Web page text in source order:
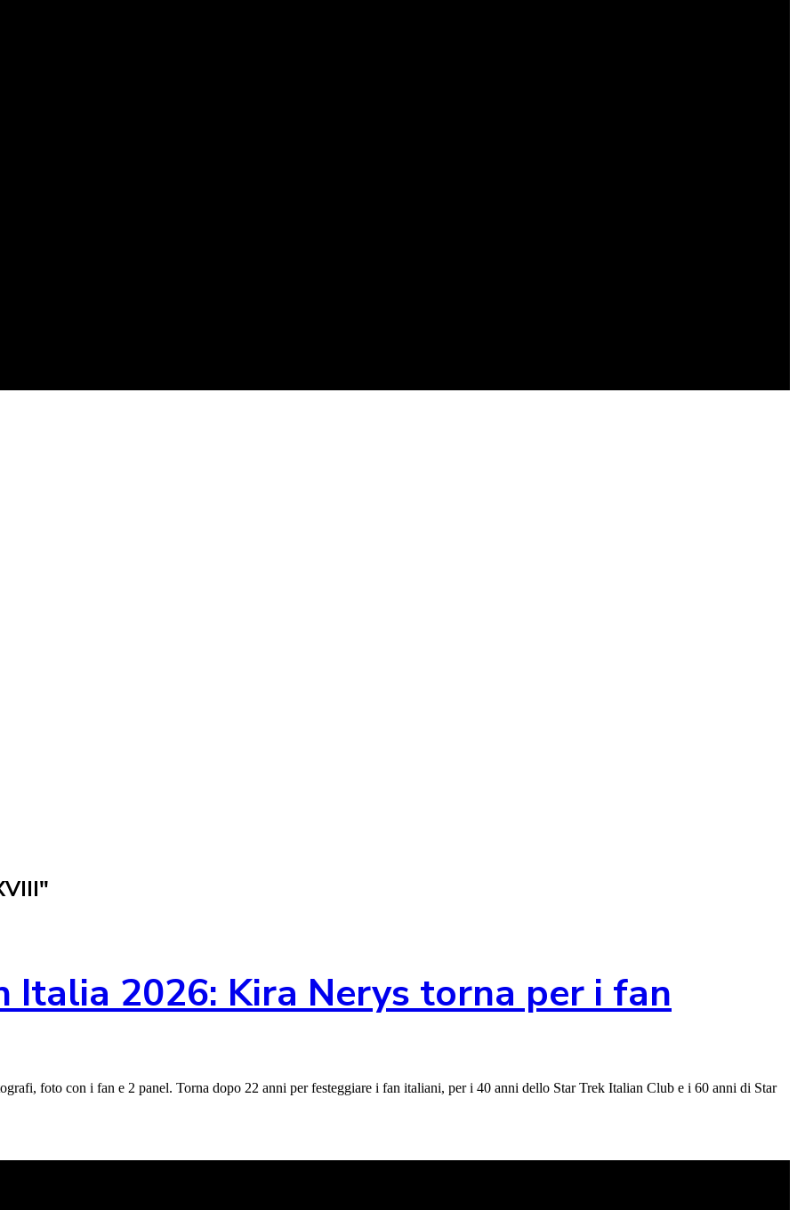
Italia 2026: Kira Nerys torna per i fan
foto con i fan e 2 panel. Torna dopo 22 anni per festeggiare i fan italiani, per i 40 anni dello Star Trek Italian Club e i 60 anni di Star